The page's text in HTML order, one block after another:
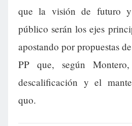
que la visión de futuro
público serán los ejes
apostando por propuestas
PP que, según
descalificación y el
quo.